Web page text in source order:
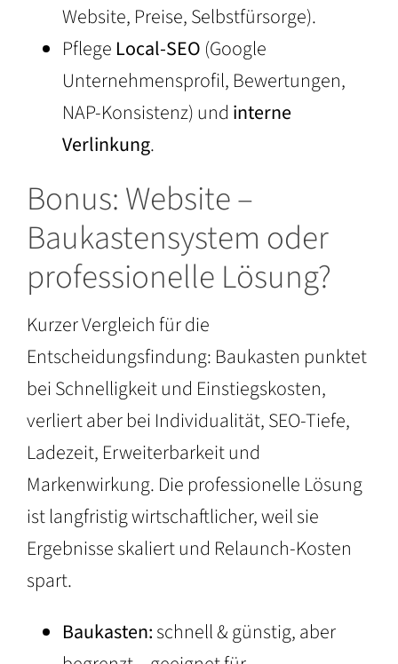
Website, Preise, Selbstfürsorge).
Pflege Local-SEO (Google
Unternehmensprofil, Bewertungen,
NAP-Konsistenz) und interne
Verlinkung.
Bonus: Website –
Baukastensystem oder
professionelle Lösung?
Kurzer Vergleich für die
Entscheidungsfindung: Baukasten punktet
bei Schnelligkeit und Einstiegskosten,
verliert aber bei Individualität, SEO-Tiefe,
Ladezeit, Erweiterbarkeit und
Markenwirkung. Die professionelle Lösung
ist langfristig wirtschaftlicher, weil sie
Ergebnisse skaliert und Relaunch-Kosten
spart.
Baukasten:schnell & günstig, aber